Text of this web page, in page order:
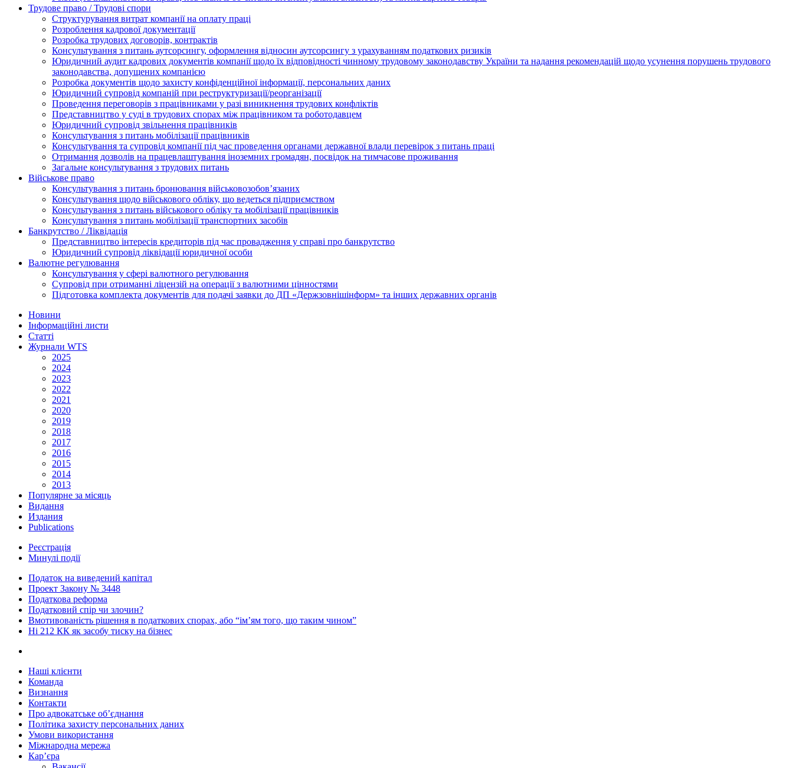
Трудове право / Трудові спори
Cтруктурування витрат компанії на оплату праці
Розроблення кадрової документації
Розробка трудових договорів, контрактів
Консультування з питань аутсорсингу, оформлення відносин аутсорсингу з урахуванням податкових ризиків
Юридичний аудит кадрових документів компанії щодо їх відповідності чинному трудовому законодавству України та надання рекомендацій щодо усунення порушень трудового
законодавства, допущених компанією
Розробка документів щодо захисту конфіденційної інформації, персональних даних
Юридичний супровід компаній при реструктуризації/реорганізації
Проведення переговорів з працівниками у разі виникнення трудових конфліктів
Представництво у суді в трудових спорах між працівником та роботодавцем
Юридичний супровід звільнення працівників
Консультування з питань мобілізації працівників
Консультування та супровід компанії під час проведення органами державної влади перевірок з питань праці
Отримання дозволів на працевлаштування іноземних громадян, посвідок на тимчасове проживання
Загальне консультування з трудових питань
Військове право
Консультування з питань бронювання військовозобов’язаних
Консультування щодо військового обліку, що ведеться підприємством
Консультування з питань військового обліку та мобілізації працівників
Консультування з питань мобілізації транспортних засобів
Банкрутство / Ліквідація
Представництво інтересів кредиторів під час провадження у справі про банкрутство
Юридичний супровід ліквідації юридичної особи
Валютне регулювання
Консультування у сфері валютного регулювання
Супровід при отриманні ліцензій на операції з валютними цінностями
Підготовка комплекта документів для подачі заявки до ДП «Держзовнішінформ» та інших державних органів
Новини
Інформаційні листи
Статті
Журнали WTS
2025
2024
2023
2022
2021
2020
2019
2018
2017
2016
2015
2014
2013
Популярне за місяць
Видання
Издания
Publications
Реєстрація
Минулі події
Податок на виведений капітал
Проект Закону № 3448
Податкова реформа
Податковий спір чи злочин?
Вмотивованість рішення в податкових спорах, або “ім’ям того, що таким чином”
Ні 212 КК як засобу тиску на бізнес
Наші клієнти
Команда
Визнання
Контакти
Про адвокатське об’єднання
Політика захисту персональних даних
Умови використання
Міжнародна мережа
Кар’єра